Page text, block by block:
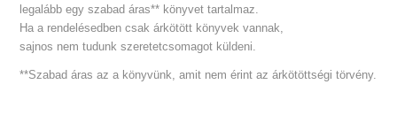
legalább egy szabad áras** könyvet tartalmaz.
Ha a rendelésedben csak árkötött könyvek vannak,
sajnos nem tudunk szeretetcsomagot küldeni.
**Szabad áras az a könyvünk, amit nem érint az árkötöttségi törvény.